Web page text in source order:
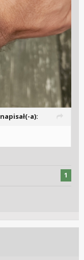
napisał(-a):
1